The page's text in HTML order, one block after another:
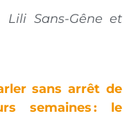
Sans-Gêne et
sans arrêt de
semaines: le